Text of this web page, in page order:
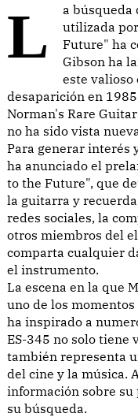
La búsqueda de la icónica guitarra Cherry Red
utilizada
Future" ha
Gibson ha
este valioso
desaparición en
Norman's Rare
no ha sido vista
Para generar interés
ha anunciado el
to the Future", que
la guitarra y
redes sociales, la
otros miembros del
comparta cualquier
el instrumento.
La escena en la que
uno de los
ha inspirado a
ES-345 no solo tiene
también representa
del cine y la música.
información sobre su
su búsqueda.